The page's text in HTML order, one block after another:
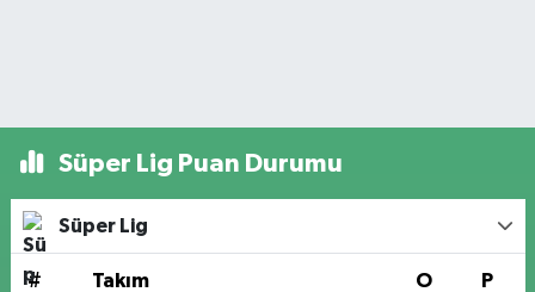
Süper Lig Puan Durumu
Süper Lig
# Takım O P